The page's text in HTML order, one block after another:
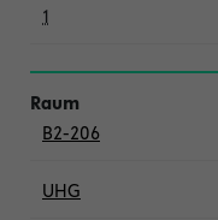
1
B2-206
UHG